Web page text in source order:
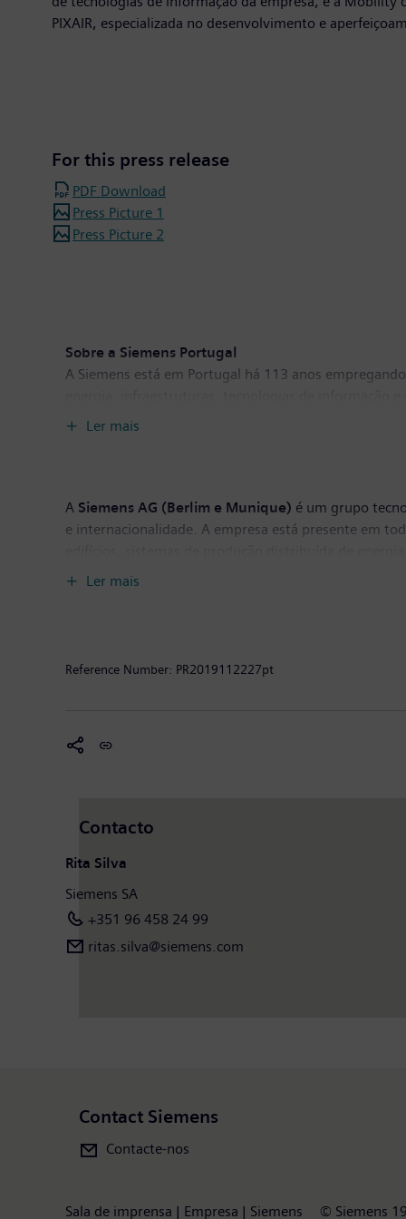
PIXAIR, especializada no desenvolvimento e
For this press release
PDF Download
Press Picture 1
Press Picture 2
Sobre a Siemens Portugal
A Siemens está em Portugal há 113 anos
informações, visite
Ler mais
A Siemens AG (Berlim e Munique) é um grupo
e internacionalidade. A empresa está presente em
Siemens Mobility, com gestão separada,
de euros e um resultado líquido de 6,1 mil milhões
www.siemens.com
Ler mais
Reference Number: PR2019112227pt
Contacto
Rita Silva
Siemens SA
+351 96 458 24 99
ritas.silva@siemens.com
Contact Siemens
Contacte-nos
Sala de imprensa | Empresa | Siemens © Siemens